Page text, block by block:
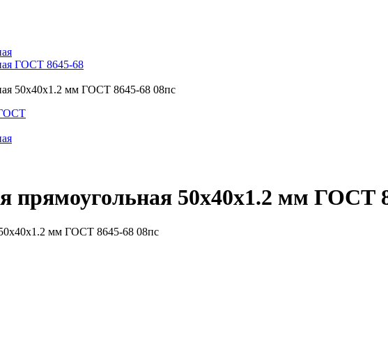
ГОСТ 8645-68
50x40x1.2 мм ГОСТ 8645-68 08пс
ГОСТ
прямоугольная 50x40x1.2 мм ГОСТ